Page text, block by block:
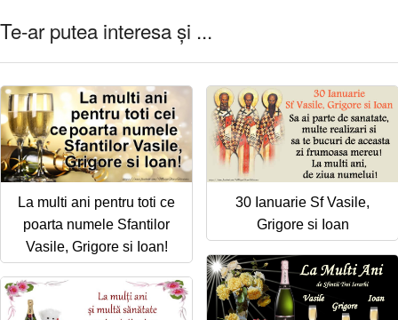
Te-ar putea interesa și ...
La multi ani pentru toti ce
poarta numele Sfantilor
Vasile, Grigore si Ioan!
30 Ianuarie Sf Vasile,
Grigore si Ioan